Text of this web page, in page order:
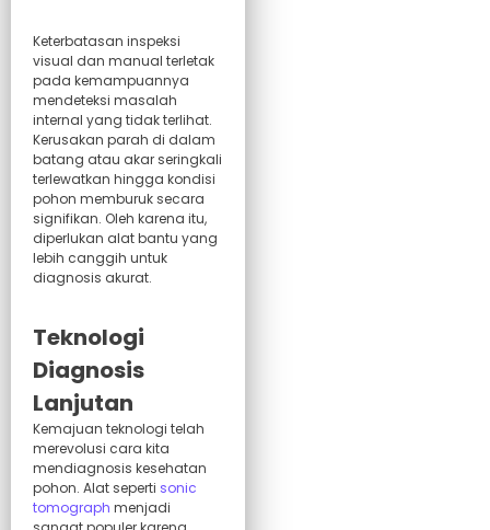
Keterbatasan inspeksi
visual dan manual terletak
pada kemampuannya
mendeteksi masalah
internal yang tidak terlihat.
Kerusakan parah di dalam
batang atau akar seringkali
terlewatkan hingga kondisi
pohon memburuk secara
signifikan. Oleh karena itu,
diperlukan alat bantu yang
lebih canggih untuk
diagnosis akurat.
Teknologi
Diagnosis
Lanjutan
Kemajuan teknologi telah
merevolusi cara kita
mendiagnosis kesehatan
pohon. Alat seperti sonic
tomograph menjadi